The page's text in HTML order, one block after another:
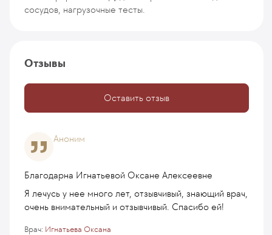
сосудов, нагрузочные тесты.
Отзывы
Оставить отзыв
Аноним
Благодарна Игнатьевой Оксане Алексеевне
Я лечусь у нее много лет, отзывчивый, знающий врач,
очень внимательный и отзывчивый. Спасибо ей!
Врач: Игнатьева Оксана